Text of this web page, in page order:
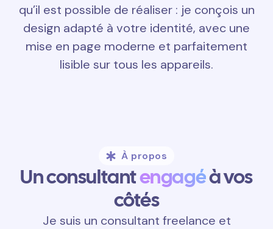
qu’il est possible de réaliser : je conçois un
design adapté à votre identité, avec une
mise en page moderne et parfaitement
lisible sur tous les appareils.
À propos
Un consultantengagéà vos
côtés
Je suis un consultant freelance et